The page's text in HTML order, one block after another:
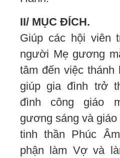
II/ MỤC ĐÍCH.
Giúp các hội viên
người Mẹ gương
tâm đến việc thánh
giúp gia đình trở
đình công giáo
gương sáng và
tinh thần Phúc
phận làm Vợ và